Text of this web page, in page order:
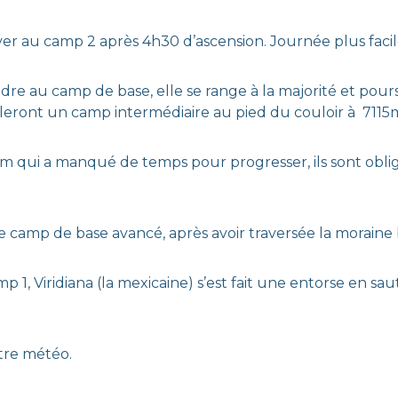
au camp 2 après 4h30 d’ascension. Journée plus
au camp de base, elle se range à la majorité et
un camp intermédiaire au pied du couloir à
qui a manqué de temps pour progresser, ils sont
de base avancé, après avoir traversée la
1, Viridiana (la mexicaine) s’est fait une entorse en
météo.